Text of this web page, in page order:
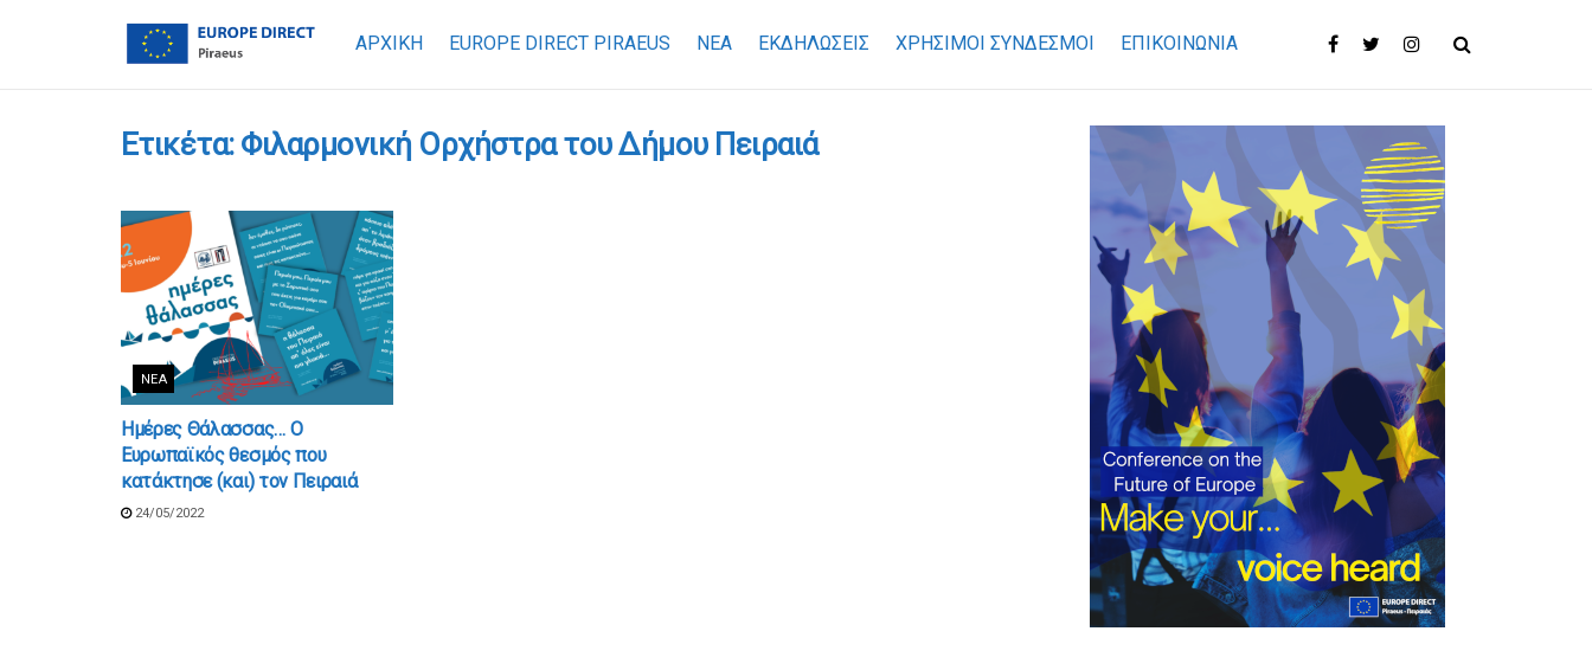
ΑΡΧΙΚΗ EUROPE DIRECT PIRAEUS ΝΕΑ ΕΚΔΗΛΩΣΕΙΣ ΧΡΉΣΙΜΟΙ ΣΎΝΔΕΣΜΟΙ ΕΠΙΚΟΙΝΩΝΊΑ
Ετικέτα: Φιλαρμονική Ορχήστρα του Δήμου Πειραιά
ΝΈΑ
Ημέρες Θάλασσας… Ο
Ευρωπαϊκός θεσμός που
κατάκτησε (και) τον Πειραιά
24/05/2022